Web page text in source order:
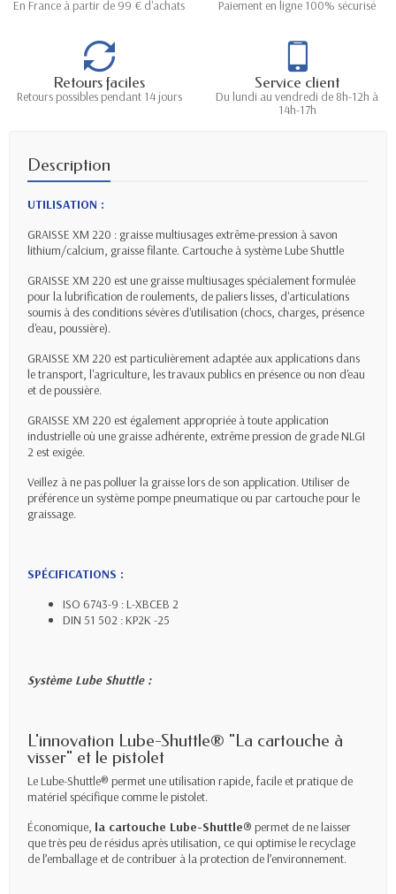
En France à partir de 99 € d'achats Paiement en ligne 100% sécurisé
Retours faciles
Retours possibles pendant 14 jours
Service client
Du lundi au vendredi de 8h-12h à
14h-17h
Description
UTILISATION :
GRAISSE XM 220 : graisse multiusages extrême-pression à savon
lithium/calcium, graisse filante. Cartouche à système Lube Shuttle
GRAISSE XM 220 est une graisse multiusages spécialement formulée
pour la lubrification de roulements, de paliers lisses, d'articulations
soumis à des conditions sévères d'utilisation (chocs, charges, présence
d'eau, poussière).
GRAISSE XM 220 est particulièrement adaptée aux applications dans
le transport, l'agriculture, les travaux publics en présence ou non d'eau
et de poussière.
GRAISSE XM 220 est également appropriée à toute application
industrielle où une graisse adhérente, extrême pression de grade NLGI
2 est exigée.
Veillez à ne pas polluer la graisse lors de son application. Utiliser de
préférence un système pompe pneumatique ou par cartouche pour le
graissage.
SPÉCIFICATIONS :
ISO 6743-9 : L-XBCEB 2
DIN 51 502 : KP2K -25
Système Lube Shuttle :
L'innovation Lube-Shuttle® "La cartouche à
visser" et le pistolet
Le Lube-Shuttle® permet une utilisation rapide, facile et pratique de
matériel spécifique comme le pistolet.
Économique, la cartouche Lube-Shuttle® permet de ne laisser
que très peu de résidus après utilisation, ce qui optimise le recyclage
de l’emballage et de contribuer à la protection de l’environnement.